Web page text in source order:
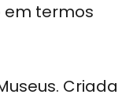
em termos
Criada